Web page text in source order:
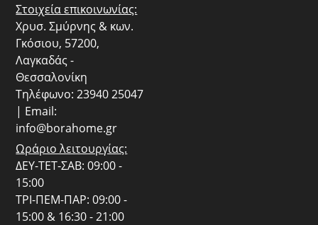
Στοιχεία επικοινωνίας:
Χρυσ. Σμύρνης & κων.
Γκόσιου, 57200,
Λαγκαδάς -
Θεσσαλονίκη
Τηλέφωνο: 23940 25047
| Email:
info@borahome.gr
Ωράριο λειτουργίας:
ΔΕΥ-ΤΕΤ-ΣΑΒ: 09:00 -
15:00
ΤΡΙ-ΠΕΜ-ΠΑΡ: 09:00 -
15:00 & 16:30 - 21:00